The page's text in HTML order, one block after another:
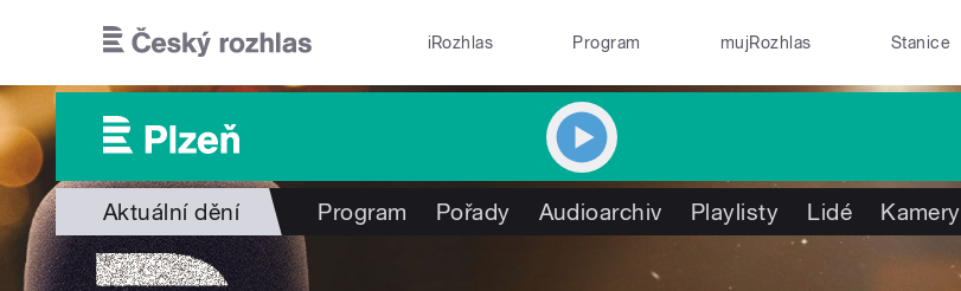
iRozhlas Program mujRozhlas Stanice
Aktuální dění Program Pořady Audioarchiv Playlisty Lidé Kamery